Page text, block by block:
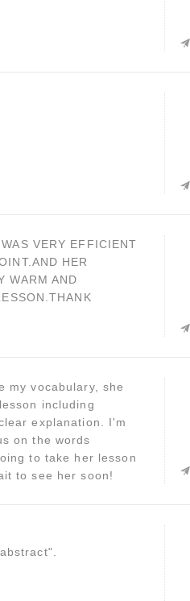
VERY EFFICIENT
HER
WARM AND
my vocabulary, she
including
explanation. I'm
on the words
to take her lesson
to see her soon!